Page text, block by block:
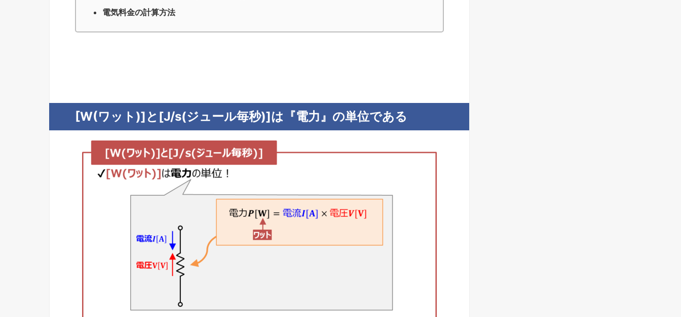
電気料金の計算方法
[W(ワット)]と[J/s(ジュール毎秒)]は『電力』の単位である